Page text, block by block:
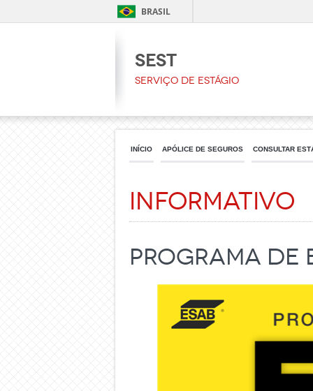
BRASIL
SEST
Serviço de Estágio
INÍCIO APÓLICE DE SEGUROS CONSULTAR
Informativo
Programa de